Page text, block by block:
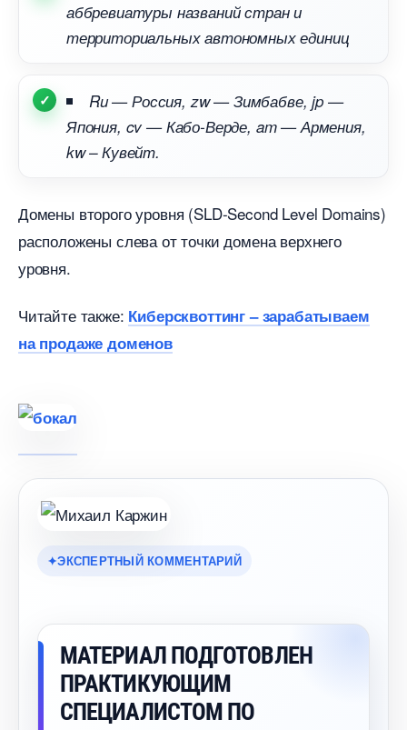
аббревиатуры названий стран и
территориальных автономных единиц
Ru — Россия, zw — Зимбабве, jp —
Япония, cv — Кабо-Верде, am — Армения,
kw – Кувейт.
Домены второго уровня (SLD-Second Level Domains)
расположены слева от точки домена верхнего
уровня.
Читайте также: Киберсквоттинг – зарабатываем
на продаже домено
ЭКСПЕРТНЫЙ КОММЕНТАРИЙ
МАТЕРИАЛ ПОДГОТОВЛЕН
ПРАКТИКУЮЩИМ
СПЕЦИАЛИСТОМ ПО